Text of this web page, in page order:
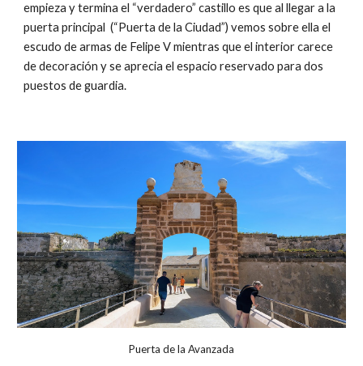
empieza y termina el “verdadero” castillo es que al llegar a la
puerta principal (“Puerta de la Ciudad”) vemos sobre ella el
escudo de armas de Felipe V mientras que el interior carece
de decoración y se aprecia el espacio reservado para dos
puestos de guardia.
Puerta de la Avanzada